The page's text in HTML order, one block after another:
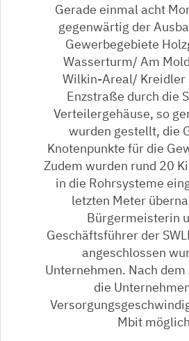
Gerade einmal acht
gegenwärtig der
Gewerbegebiete
Wasserturm/ Am
Wilkin-Areal/ Kreidler
Enzstraße durch die
Verteilergehäuse, so
wurden gestellt, die
Knotenpunkte für die
Zudem wurden rund 20
in die Rohrsysteme
letzten Meter
Bürgermeisterin
Geschäftsführer der
angeschlossen
Unternehmen. Nach
die
Mbit